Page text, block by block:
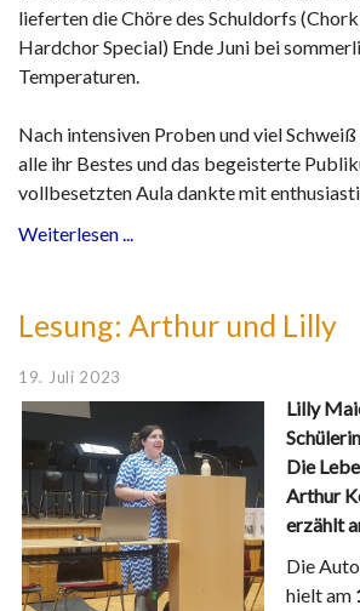
lieferten die Chöre des Schuldorfs
Hardchor Special) Ende Juni bei
Temperaturen.
Nach intensiven Proben und viel
alle ihr Bestes und das begeisterte
vollbesetzten Aula dankte mit
Weiterlesen ...
Lesung: Arthur und Lilly
19. Juli 2023
Lilly
Die
Arthur
erzählt
Die
hielt am